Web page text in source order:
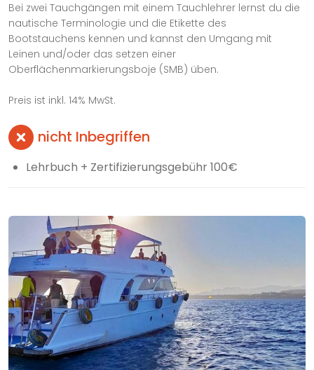
Bei zwei Tauchgängen mit einem Tauchlehrer lernst du die
nautische Terminologie und die Etikette des
Bootstauchens kennen und kannst den Umgang mit
Leinen und/oder das setzen einer
Oberflächenmarkierungsboje (SMB) üben.
Preis ist inkl. 14% MwSt.
nicht Inbegriffen
Lehrbuch + Zertifizierungsgebühr 100€